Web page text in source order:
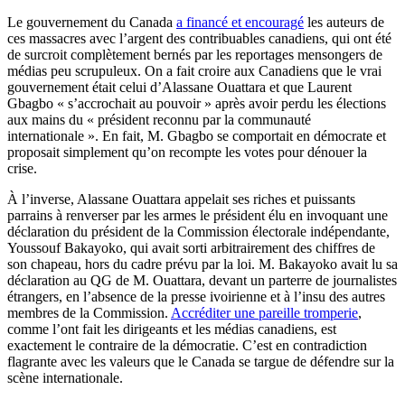
Le gouvernement du Canada a financé et encouragé les auteurs de
ces massacres avec l’argent des contribuables canadiens, qui ont été
de surcroit complètement bernés par les reportages mensongers de
médias peu scrupuleux. On a fait croire aux Canadiens que le vrai
gouvernement était celui d’Alassane Ouattara et que Laurent
Gbagbo « s’accrochait au pouvoir » après avoir perdu les élections
aux mains du « président reconnu par la communauté
internationale ». En fait, M. Gbagbo se comportait en démocrate et
proposait simplement qu’on recompte les votes pour dénouer la
crise.
À l’inverse, Alassane Ouattara appelait ses riches et puissants
parrains à renverser par les armes le président élu en invoquant une
déclaration du président de la Commission électorale indépendante,
Youssouf Bakayoko, qui avait sorti arbitrairement des chiffres de
son chapeau, hors du cadre prévu par la loi. M. Bakayoko avait lu sa
déclaration au QG de M. Ouattara, devant un parterre de journalistes
étrangers, en l’absence de la presse ivoirienne et à l’insu des autres
membres de la Commission. Accréditer une pareille tromperie,
comme l’ont fait les dirigeants et les médias canadiens, est
exactement le contraire de la démocratie. C’est en contradiction
flagrante avec les valeurs que le Canada se targue de défendre sur la
scène internationale.